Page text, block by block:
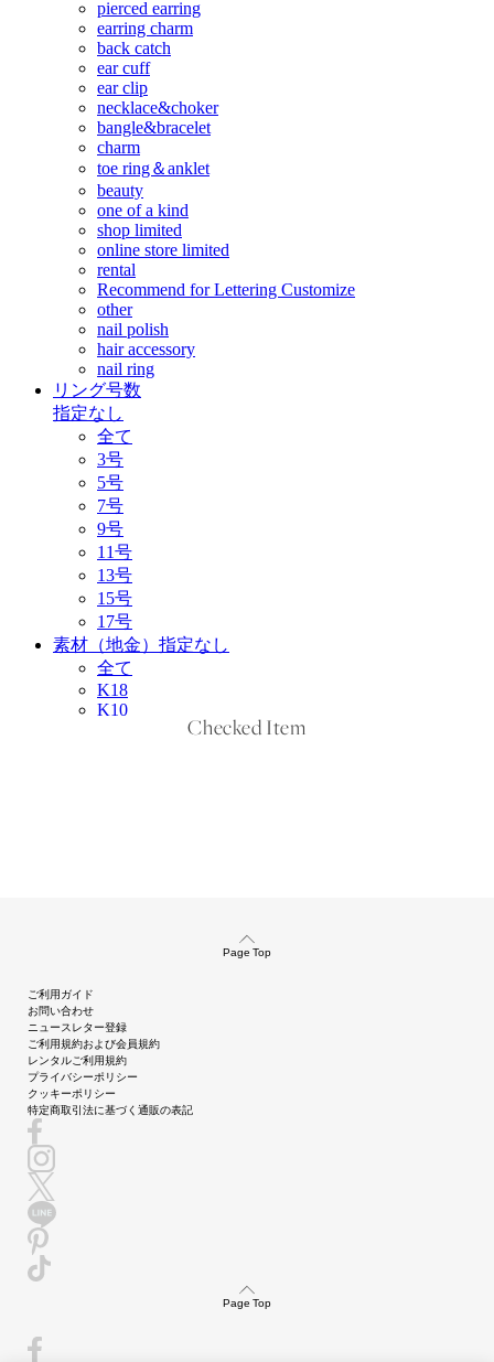
Checked Item
Page Top
ご利用ガイド
お問い合わせ
ニュースレター登録
ご利用規約および会員規約
レンタルご利用規約
プライバシーポリシー
クッキーポリシー
特定商取引法に基づく通販の表記
Page Top